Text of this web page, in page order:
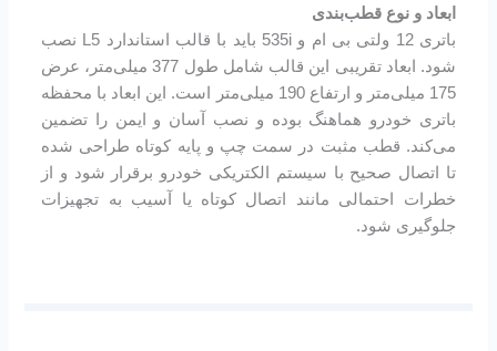
ابعاد و نوع قطب‌بندی
باتری 12 ولتی بی ام و 535i باید با قالب استاندارد L5 نصب
شود. ابعاد تقریبی این قالب شامل طول 377 میلی‌متر، عرض
175 میلی‌متر و ارتفاع 190 میلی‌متر است. این ابعاد با محفظه
باتری خودرو هماهنگ بوده و نصب آسان و ایمن را تضمین
می‌کند. قطب مثبت در سمت چپ و پایه کوتاه طراحی شده
تا اتصال صحیح با سیستم الکتریکی خودرو برقرار شود و از
خطرات احتمالی مانند اتصال کوتاه یا آسیب به تجهیزات
جلوگیری شود.